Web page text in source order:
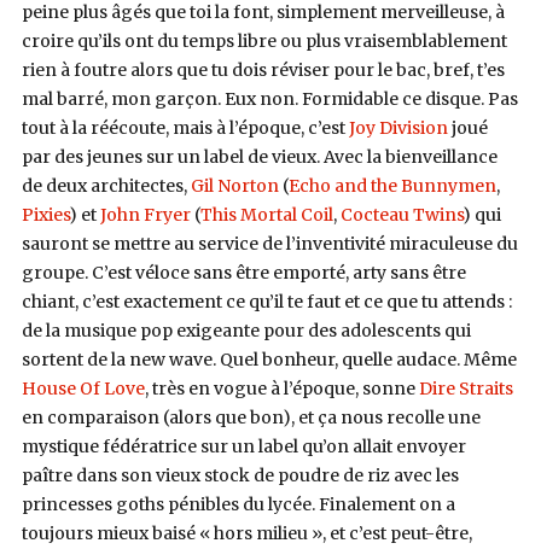
peine plus âgés que toi la font, simplement merveilleuse, à
croire qu’ils ont du temps libre ou plus vraisemblablement
rien à foutre alors que tu dois réviser pour le bac, bref, t’es
mal barré, mon garçon. Eux non. Formidable ce disque. Pas
tout à la réécoute, mais à l’époque, c’estJoy Divisionjoué
par des jeunes sur un label de vieux. Avec la bienveillance
de deux architectes, Gil Norton(Echo and the Bunnymen,
Pixies) etJohn Fryer(This Mortal Coil, Cocteau Twins) qui
sauront se mettre au service de l’inventivité miraculeuse du
groupe. C’est véloce sans être emporté, arty sans être
chiant, c’est exactement ce qu’il te faut et ce que tu attends :
de la musique pop exigeante pour des adolescents qui
sortent de la new wave. Quel bonheur, quelle audace. Même
House Of Love, très en vogue à l’époque, sonneDire Straits
en comparaison (alors que bon), et ça nous recolle une
mystique fédératrice sur un label qu’on allait envoyer
paître dans son vieux stock de poudre de riz avec les
princesses goths pénibles du lycée. Finalement on a
toujours mieux baisé « hors milieu », et c’est peut-être,